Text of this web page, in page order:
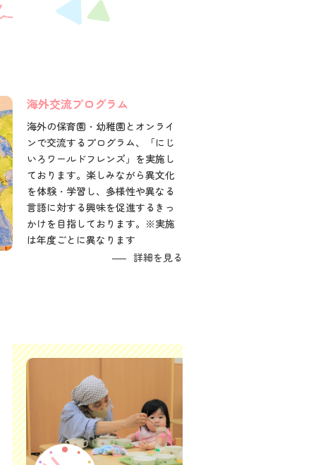
海外交流プログラム
海外の保育園・幼稚園とオンライ
ンで交流するプログラム、「にじ
いろワールドフレンズ」を実施し
ております。楽しみながら異文化
を体験・学習し、多様性や異なる
言語に対する興味を促進するきっ
かけを目指しております。※実施
は年度ごとに異なります
詳細を見る